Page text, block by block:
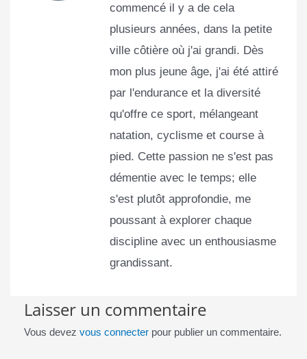
commencé il y a de cela
plusieurs années, dans la petite
ville côtière où j'ai grandi. Dès
mon plus jeune âge, j'ai été attiré
par l'endurance et la diversité
qu'offre ce sport, mélangeant
natation, cyclisme et course à
pied. Cette passion ne s'est pas
démentie avec le temps; elle
s'est plutôt approfondie, me
poussant à explorer chaque
discipline avec un enthousiasme
grandissant.
Laisser un commentaire
Vous devez vous connecterpour publier un commentaire.